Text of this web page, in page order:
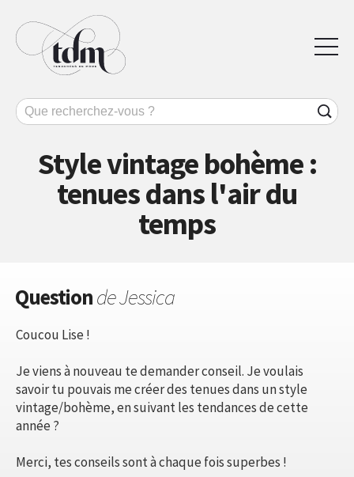
Style vintage bohème :
tenues dans l'air du
temps
Questionde Jessica
Coucou Lise !
Je viens à nouveau te demander conseil. Je voulais
savoir tu pouvais me créer des tenues dans un style
vintage/bohème, en suivant les tendances de cette
année ?
Merci, tes conseils sont à chaque fois superbes !